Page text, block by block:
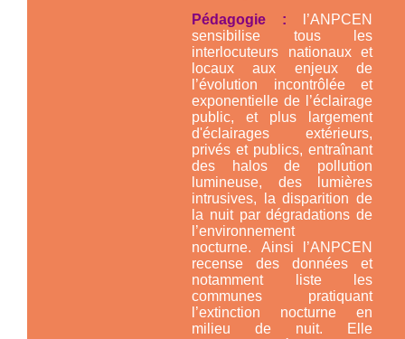
Pédagogie :
l’ANPCEN
sensibilise tous les
interlocuteurs nationaux et
locaux aux enjeux de
l’évolution incontrôlée et
exponentielle de l’éclairage
public, et plus largement
d'éclairages extérieurs,
privés et publics, entraînant
des halos de pollution
lumineuse, des lumières
intrusives, la disparition de
la nuit par dégradations de
l’environnement
nocturne. Ainsi l’ANPCEN
recense des données et
notamment liste les
communes pratiquant
l’extinction nocturne en
milieu de nuit. Elle